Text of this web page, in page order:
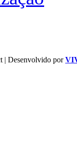
Desenvolvido por